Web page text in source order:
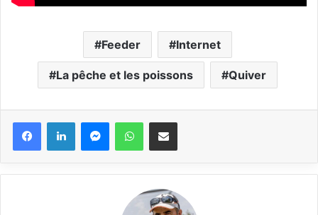
Feeder Internet
La pêche et les poissons Quiver